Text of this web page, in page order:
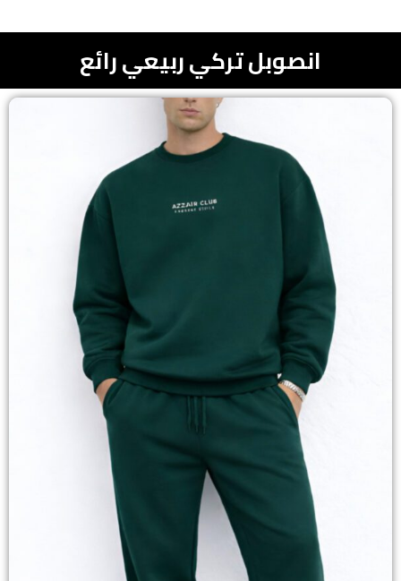
انصوبل تركي ربيعي رائع